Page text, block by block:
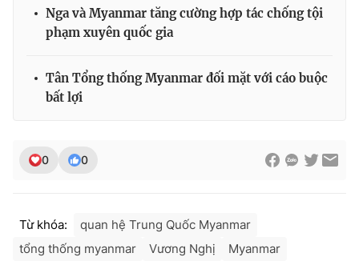
Nga và Myanmar tăng cường hợp tác chống tội
phạm xuyên quốc gia
Tân Tổng thống Myanmar đối mặt với cáo buộc
bất lợi
0 0
Từ khóa:
quan hệ Trung Quốc Myanmar
tổng thống myanmar
Vương Nghị Myanmar